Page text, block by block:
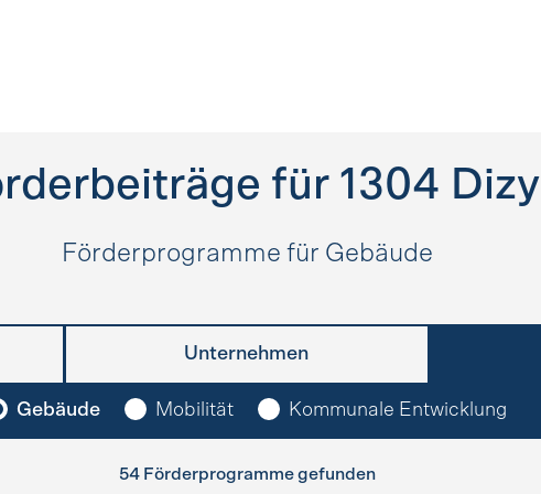
für 1304 Dizy
Förderprogramme für Gebäude
Unternehmen
Gebäude Mobilität Kommunale Entwicklung
54 Förderprogramme gefunden